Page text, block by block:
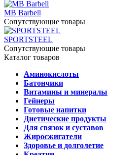
MB Barbell
Сопутствующие товары
SPORTSTEEL
Сопутствующие товары
Каталог товаров
Аминокислоты
Батончики
Витамины и минералы
Гейнеры
Готовые напитки
Диетические продукты
Для связок и суставов
Жиросжигатели
Здоровье и долголетие